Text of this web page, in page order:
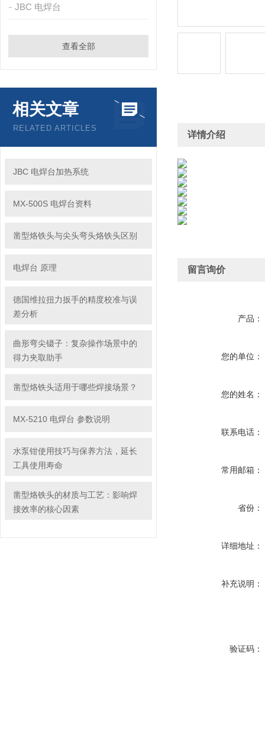
JBC 电焊台
查看全部
相关文章
RELATED ARTICLES
JBC 电焊台加热系统
MX-500S 电焊台资料
凿型烙铁头与尖头弯头烙铁头区别
电焊台 原理
德国维拉扭力扳手的精度校准与误
差分析
曲形弯尖镊子：复杂操作场景中的
得力夹取助手
凿型烙铁头适用于哪些焊接场景？
MX-5210 电焊台 参数说明
水泵钳使用技巧与保养方法，延长
工具使用寿命
凿型烙铁头的材质与工艺：影响焊
接效率的核心因素
详情介绍
留言询价
产品：
您的单位：
您的姓名：
联系电话：
常用邮箱：
省份：
详细地址：
补充说明：
验证码：